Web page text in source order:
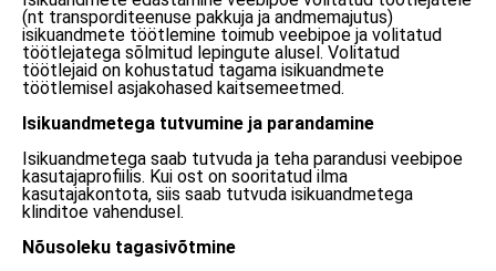
(nt transporditeenuse pakkuja ja andmemajutus)
isikuandmete töötlemine toimub veebipoe ja volitatud
töötlejatega sõlmitud lepingute alusel. Volitatud
töötlejaid on kohustatud tagama isikuandmete
töötlemisel asjakohased kaitsemeetmed.
Isikuandmetega tutvumine ja parandamine
Isikuandmetega saab tutvuda ja teha parandusi veebipoe
kasutajaprofiilis. Kui ost on sooritatud ilma
kasutajakontota, siis saab tutvuda isikuandmetega
klinditoe vahendusel.
Nõusoleku tagasivõtmine